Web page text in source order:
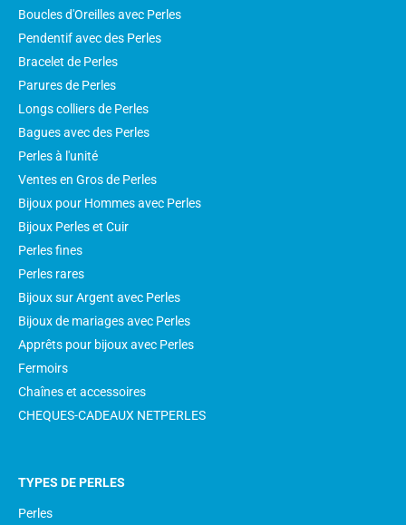
Boucles d'Oreilles avec Perles
Pendentif avec des Perles
Bracelet de Perles
Parures de Perles
Longs colliers de Perles
Bagues avec des Perles
Perles à l'unité
Ventes en Gros de Perles
Bijoux pour Hommes avec Perles
Bijoux Perles et Cuir
Perles fines
Perles rares
Bijoux sur Argent avec Perles
Bijoux de mariages avec Perles
Apprêts pour bijoux avec Perles
Fermoirs
Chaînes et accessoires
CHEQUES-CADEAUX NETPERLES
TYPES DE PERLES
Perles